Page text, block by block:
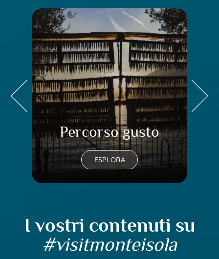
Percorso gusto
ESPLORA
I vostri contenuti su
#visitmonteisola